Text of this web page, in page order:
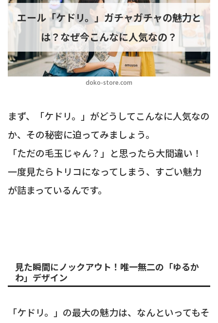
doko-store.com
エール「ケドリ。」ガチャガチャの魅力と
は？なぜ今こんなに人気なの？
まず、「ケドリ。」がどうしてこんなに人気なの
か、その秘密に迫ってみましょう。
「ただの毛玉じゃん？」と思ったら大間違い！
一度見たらトリコになってしまう、すごい魅力
が詰まっているんです。
見た瞬間にノックアウト！唯一無二の「ゆるか
わ」デザイン
「ケドリ。」の最大の魅力は、なんといってもそ